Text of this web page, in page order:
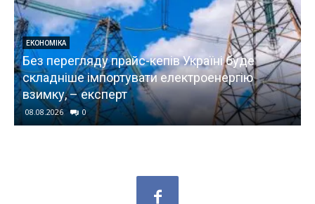
ЕКОНОМІКА
Без перегляду прайс-кепів Україні буде
складніше імпортувати електроенергію
взимку, – експерт
08.08.2026 0